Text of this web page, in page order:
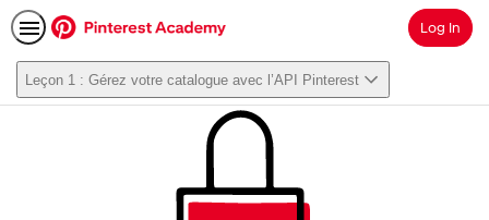
SearchLog In
Leçon 1 : Gérez votre catalogue avec l’API Pinterest